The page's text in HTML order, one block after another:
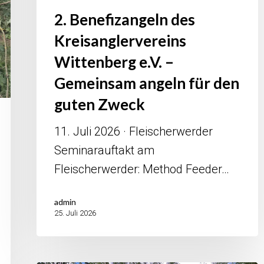
guten
Zweck
2.⁠ ⁠Benefizangeln des
Kreisanglervereins
Wittenberg e.V. –
Gemeinsam angeln für den
guten Zweck
11. Juli 2026 · Fleischerwerder
Seminarauftakt am
Fleischerwerder: Method Feeder…
admin
25. Juli 2026